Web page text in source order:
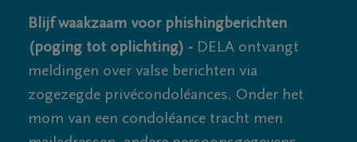
Blijf waakzaam voor phishingberichten
(poging tot oplichting) - DELA ontvangt
meldingen over valse berichten via
zogezegde privécondoléances. Onder het
mom van een condoléance tracht men